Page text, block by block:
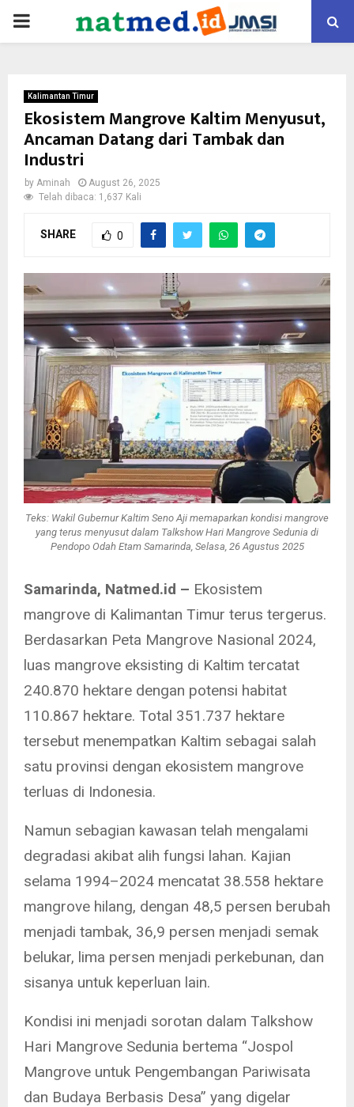
PRIMARY
Kalimantan Timur
Ekosistem Mangrove Kaltim Menyusut,
Ancaman Datang dari Tambak dan
Industri
by Aminah
August 26, 2025
Telah dibaca: 1,637 Kali
SHARE 0
Teks: Wakil Gubernur Kaltim Seno Aji memaparkan kondisi mangrove
yang terus menyusut dalam Talkshow Hari Mangrove Sedunia di
Pendopo Odah Etam Samarinda, Selasa, 26 Agustus 2025
Samarinda, Natmed.id – Ekosistem
mangrove di Kalimantan Timur terus tergerus.
Berdasarkan Peta Mangrove Nasional 2024,
luas mangrove eksisting di Kaltim tercatat
240.870 hektare dengan potensi habitat
110.867 hektare. Total 351.737 hektare
tersebut menempatkan Kaltim sebagai salah
satu provinsi dengan ekosistem mangrove
terluas di Indonesia.
Namun sebagian kawasan telah mengalami
degradasi akibat alih fungsi lahan. Kajian
selama 1994–2024 mencatat 38.558 hektare
mangrove hilang, dengan 48,5 persen berubah
menjadi tambak, 36,9 persen menjadi semak
belukar, lima persen menjadi perkebunan, dan
sisanya untuk keperluan lain.
Kondisi ini menjadi sorotan dalam Talkshow
Hari Mangrove Sedunia bertema “Jospol
Mangrove untuk Pengembangan Pariwisata
dan Budaya Berbasis Desa” yang digelar